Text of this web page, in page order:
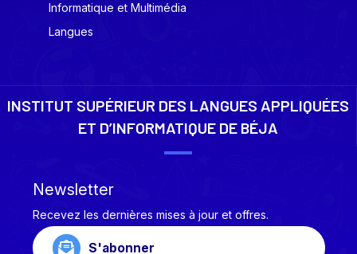
Informatique et Multimédia
Langues
INSTITUT SUPÉRIEUR DES LANGUES APPLIQUÉES
ET D’INFORMATIQUE DE BÉJA
Newsletter
Recevez les dernières mises à jour et offres.
S'abonner